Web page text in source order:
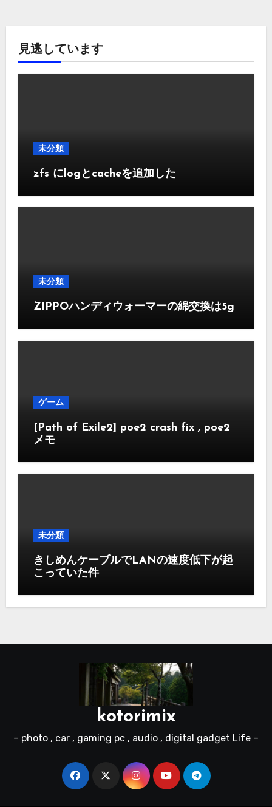
見逃しています
未分類
zfs にlogとcacheを追加した
未分類
ZIPPOハンディウォーマーの綿交換は5g
ゲーム
[Path of Exile2] poe2 crash fix , poe2
メモ
未分類
きしめんケーブルでLANの速度低下が起
こっていた件
kotorimix
– photo , car , gaming pc , audio , digital gadget Life –